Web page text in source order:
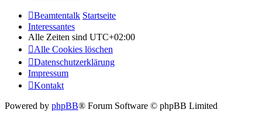
Beamtentalk Startseite
Interessantes
Alle Zeiten sind UTC+02:00
Alle Cookies löschen
Datenschutzerklärung
Impressum
Kontakt
Powered by phpBB® Forum Software © phpBB Limited